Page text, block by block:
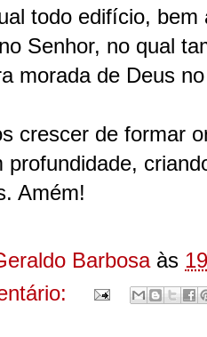
todo edifício, bem
Senhor, no qual
morada de Deus
crescer de formar
profundidade,
Amém!
Barbosa às